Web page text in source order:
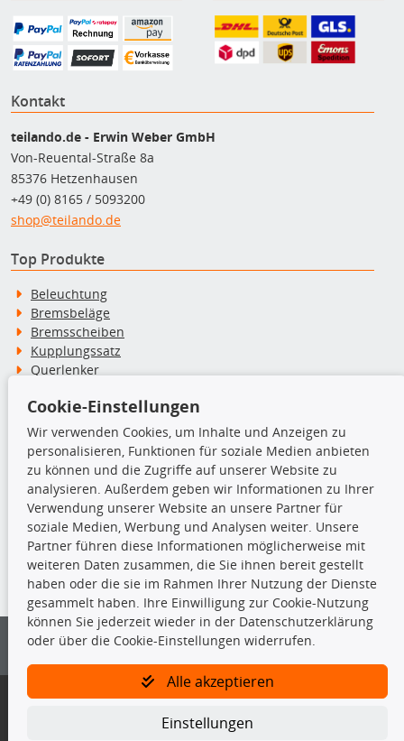
Kontakt
teilando.de - Erwin Weber GmbH
Von-Reuental-Straße 8a
85376 Hetzenhausen
+49 (0) 8165 / 5093200
shop@teilando.de
Top Produkte
Beleuchtung
Bremsbeläge
Bremsscheiben
Kupplungssatz
Querlenker
Stoßdämpfer
TecDoc Inside
Die hier angezeigten Daten insbesondere die gesamte Datenbank dürfen
nicht kopiert werden.
Es ist zu unterlassen, die Daten oder die gesamte Datenbank ohne
vorherige Zustimmung von TecDoc zu vervielfältigen, zu verbreiten
und/oder diese Handlungen durch Dritte ausführen zu lassen. Ein
Bitte prüfen Sie, ob das über unseren Onlineshop identifizierte Ersatzteil
Gegebenenfalls sind ergänzende Informationen notwendig, um
Cookie-Einstellungen
Wir verwenden Cookies, um Inhalte und Anzeigen zu
personalisieren, Funktionen für soziale Medien anbieten
zu können und die Zugriffe auf unserer Website zu
analysieren. Außerdem geben wir Informationen zu Ihrer
Verwendung unserer Website an unsere Partner für
soziale Medien, Werbung und Analysen weiter. Unsere
Partner führen diese Informationen möglicherweise mit
weiteren Daten zusammen, die Sie ihnen bereit gestellt
haben oder die sie im Rahmen Ihrer Nutzung der Dienste
gesammelt haben. Ihre Einwilligung zur Cookie-Nutzung
können Sie jederzeit wieder in der Datenschutzerklärung
oder über die Cookie-Einstellungen widerrufen.
Alle akzeptieren
Einstellungen